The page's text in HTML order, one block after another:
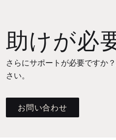
助けが必
さらにサポートが必要ですか
さい。
お問い合わせ